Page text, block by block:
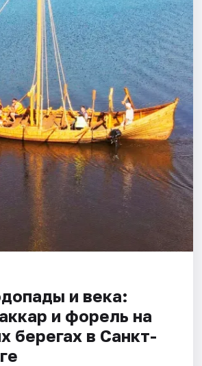
и века:
и форель на
берегах в Санкт-